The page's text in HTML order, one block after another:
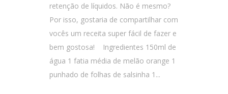
retenção de líquidos. Não é mesmo?
Por isso, gostaria de compartilhar com
vocês um receita super fácil de fazer e
bem gostosa! Ingredientes 150ml de
água 1 fatia média de melão orange 1
punhado de folhas de salsinha 1...